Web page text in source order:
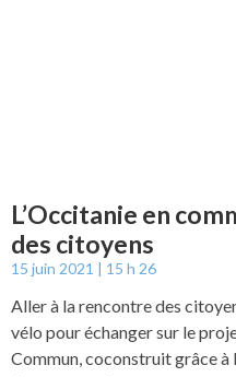
L’Occitanie en
des citoyens
15 juin 2021 15 h 26
Aller à la rencontre des
vélo pour échanger sur le
Commun, coconstruit grâce